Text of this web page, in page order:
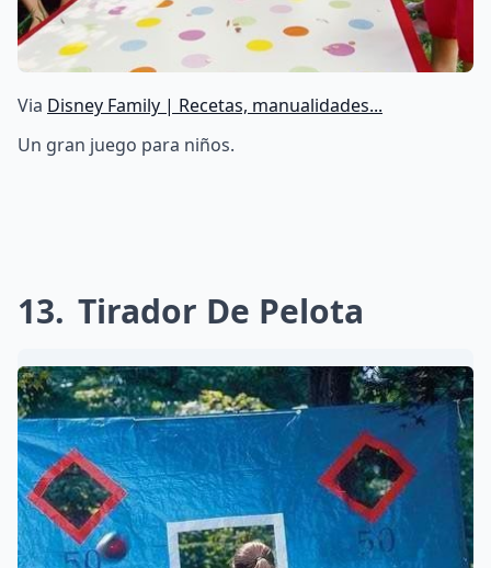
Via Disney Family | Recetas, manualidades...
Un gran juego para niños.
13 Tirador De Pelota